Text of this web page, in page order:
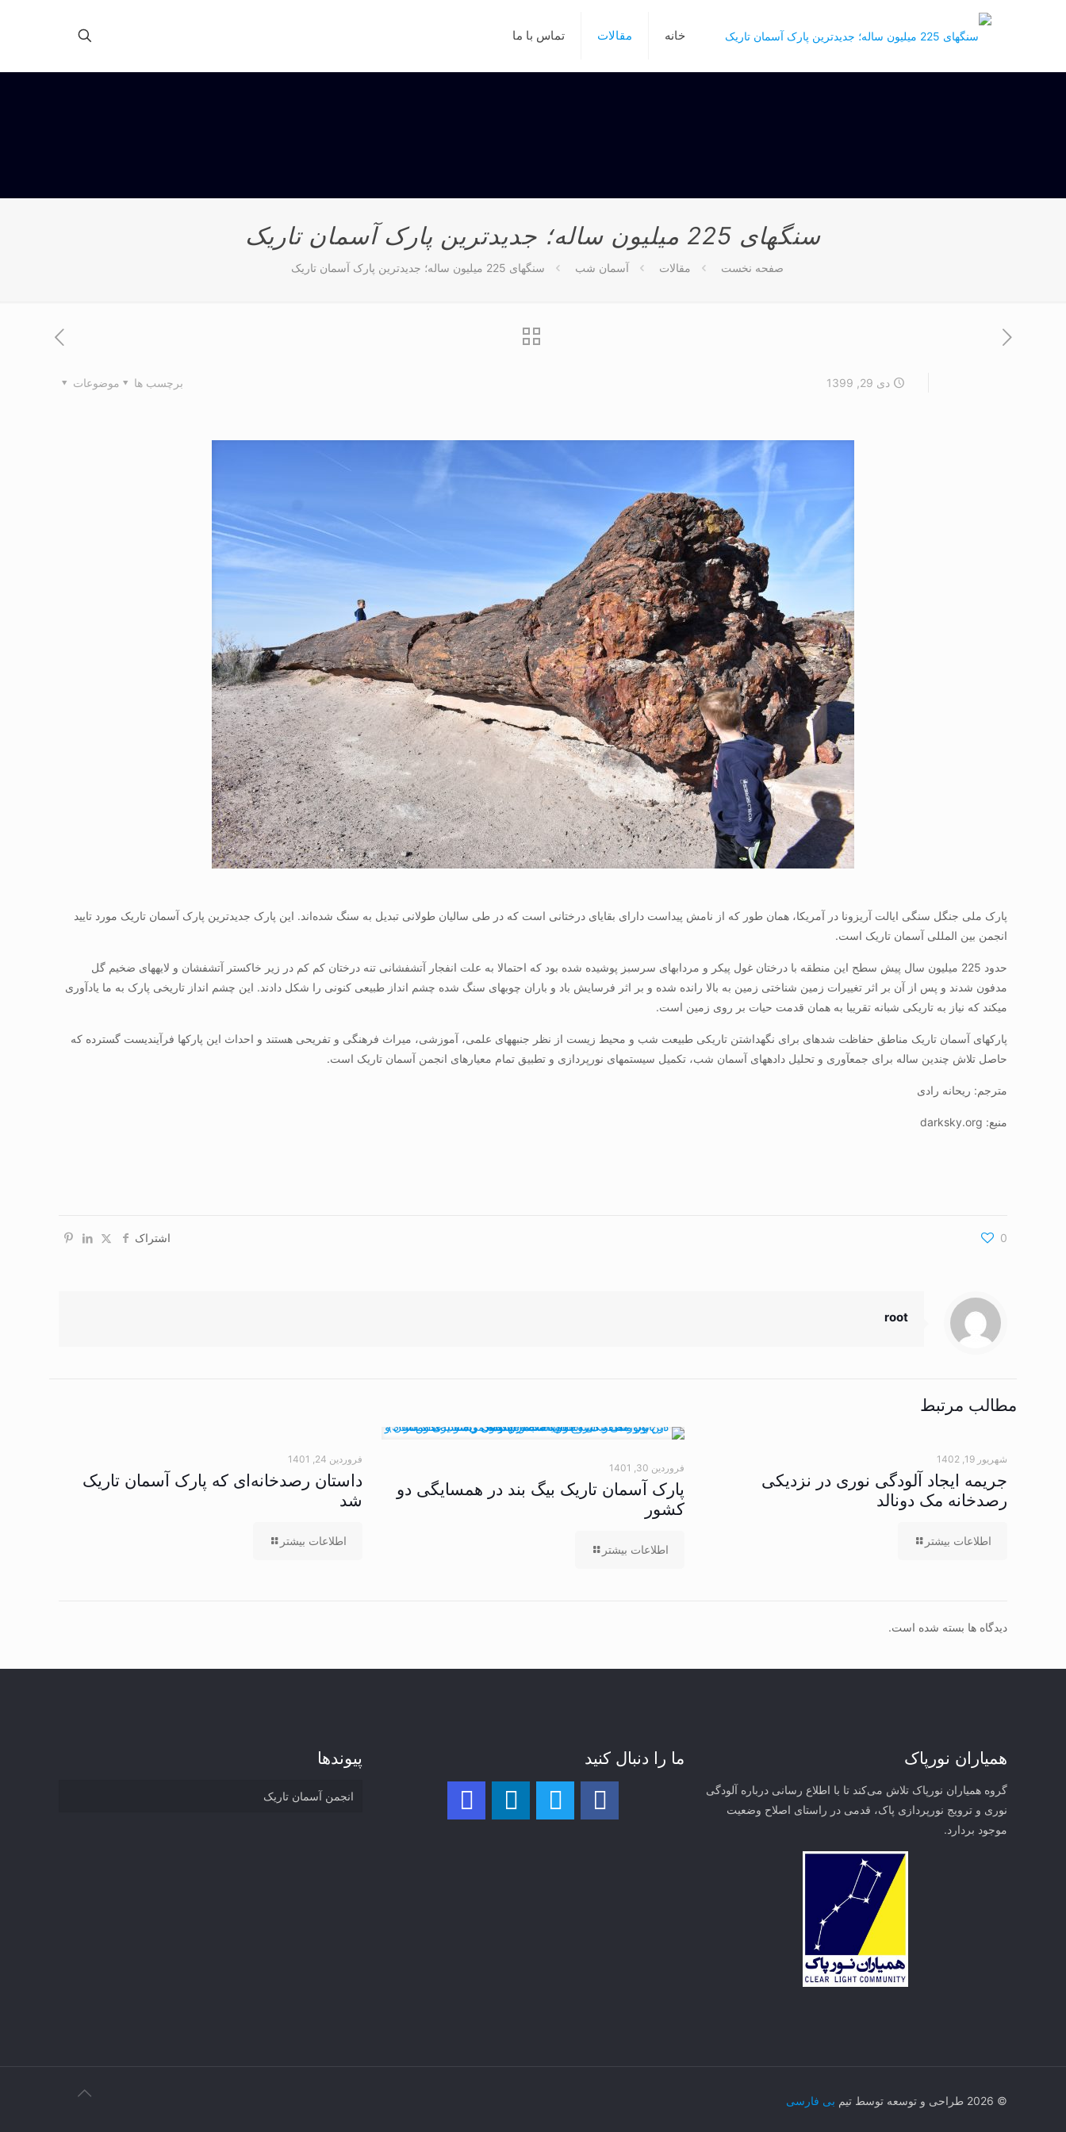
خانه مقالات تماس با ما
سنگهای 225 میلیون ساله؛ جدیدترین پارک آسمان تاریک
صفحه نخست مقالات آسمان شب سنگهای 225 میلیون ساله؛ جدیدترین پارک آسمان تاریک
دی 29, 1399 موضوعات برچسب ها
پارک ملی جنگل سنگی ایالت آریزونا در آمریکا، همان طور که از نامش پیداست دارای بقایای درختانی است که در طی سالیان طولانی تبدیل به سنگ شده‌اند. این پارک جدیدترین پارک آسمان تاریک مورد تایید
انجمن بین المللی آسمان تاریک است.
حدود 225 میلیون سال پیش سطح این منطقه با درختان غول پیکر و مرداب‎های سرسبز پوشیده شده بود که احتمالا به علت انفجار آتشفشانی تنه درختان کم کم در زیر خاکستر آتشفشان و لایه‎های ضخیم گل
مدفون شدند و پس از آن بر اثر تغییرات زمین شناختی زمین به بالا رانده شده و بر اثر فرسایش باد و باران چوب‎های سنگ شده چشم انداز طبیعی کنونی را شکل دادند. این چشم انداز تاریخی پارک به ما یادآوری
می‎کند که نیاز به تاریکی شبانه تقریبا به همان قدمت حیات بر روی زمین است.
پارک‎های آسمان تاریک مناطق حفاظت شده‎ای برای نگه‎داشتن تاریکی طبیعت شب و محیط زیست از نظر جنبه‎های علمی، آموزشی، میراث فرهنگی و تفریحی هستند و احداث این پارک‎ها فرآیندیست گسترده که
حاصل تلاش چندین ساله برای جمع‎آوری و تحلیل داده‎های آسمان شب، تکمیل سیستم‎های نورپردازی و تطبیق تمام معیارهای انجمن آسمان تاریک است.
مترجم: ریحانه رادی
منبع: darksky.org
اشتراک 0
root
مطالب مرتبط
شهریور 19, 1402
جریمه ایجاد آلودگی نوری در نزدیکی
رصدخانه مک دونالد
اطلاعات بیشتر
فروردین 30, 1401
پارک آسمان تاریک بیگ بند در همسایگی دو
کشور
اطلاعات بیشتر
فروردین 24, 1401
داستان رصدخانه‌ای که پارک آسمان تاریک
شد
اطلاعات بیشتر
دیدگاه ها بسته شده است.
همیاران نورپاک
گروه همیاران نورپاک تلاش می‌کند تا با اطلاع رسانی درباره آلودگی
نوری و ترویج نورپردازی پاک، قدمی در راستای‌ اصلاح وضعیت
موجود بردارد.
ما را دنبال کنید پیوند‌ها
انجمن آسمان تاریک
© 2026 طراحی و توسعه توسط تیم بی فارسی